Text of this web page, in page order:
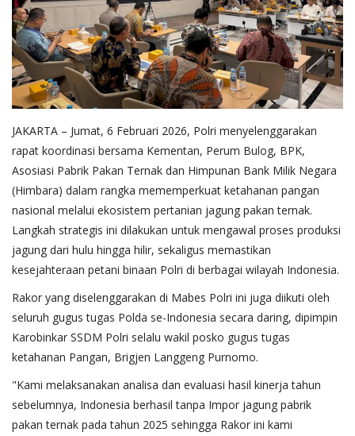
JAKARTA – Jumat, 6 Februari 2026, Polri menyelenggarakan
rapat koordinasi bersama Kementan, Perum Bulog, BPK,
Asosiasi Pabrik Pakan Ternak dan Himpunan Bank Milik Negara
(Himbara) dalam rangka mememperkuat ketahanan pangan
nasional melalui ekosistem pertanian jagung pakan ternak.
Langkah strategis ini dilakukan untuk mengawal proses produksi
jagung dari hulu hingga hilir, sekaligus memastikan
kesejahteraan petani binaan Polri di berbagai wilayah Indonesia.
Rakor yang diselenggarakan di Mabes Polri ini juga diikuti oleh
seluruh gugus tugas Polda se-Indonesia secara daring, dipimpin
Karobinkar SSDM Polri selalu wakil posko gugus tugas
ketahanan Pangan, Brigjen Langgeng Purnomo.
"Kami melaksanakan analisa dan evaluasi hasil kinerja tahun
sebelumnya, Indonesia berhasil tanpa Impor jagung pabrik
pakan ternak pada tahun 2025 sehingga Rakor ini kami